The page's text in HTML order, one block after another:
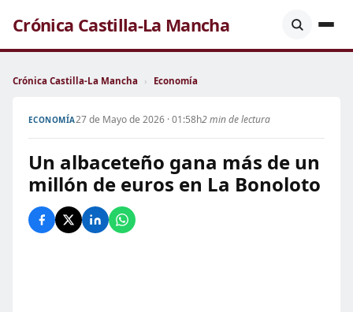
Crónica Castilla-La Mancha
Crónica Castilla-La Mancha › Economía
ECONOMÍA27 de Mayo de 2026 · 01:58h2 min de lectura
Un albaceteño gana más de un
millón de euros en La Bonoloto